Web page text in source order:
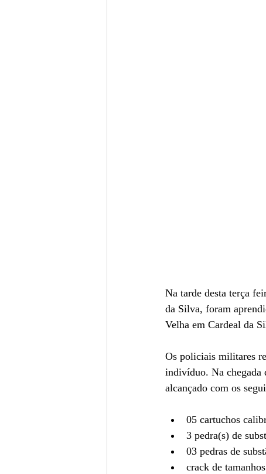
Na tarde desta terça
da Silva, foram
Velha em Cardeal da
Os policiais militares
indivíduo. Na chegada
alcançado com os
05 cartuchos
3 pedra(s) de
03 pedras de
crack de